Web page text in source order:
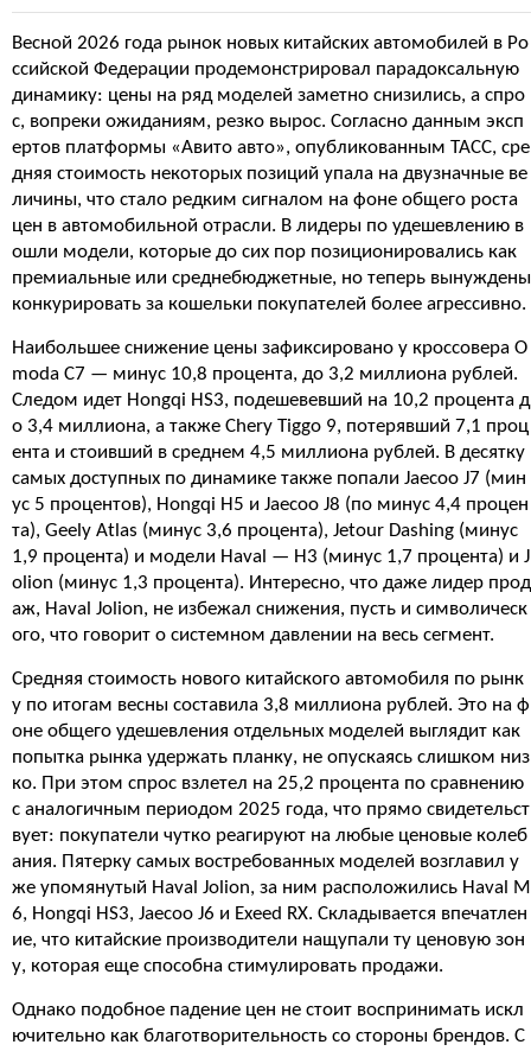
Весной 2026 года рынок новых китайских автомобилей в Ро
ссийской Федерации продемонстрировал парадоксальную
динамику: цены на ряд моделей заметно снизились, а спро
с, вопреки ожиданиям, резко вырос. Согласно данным эксп
ертов платформы «Авито авто», опубликованным ТАСС, сре
дняя стоимость некоторых позиций упала на двузначные ве
личины, что стало редким сигналом на фоне общего роста
цен в автомобильной отрасли. В лидеры по удешевлению в
ошли модели, которые до сих пор позиционировались как
премиальные или среднебюджетные, но теперь вынуждены
конкурировать за кошельки покупателей более агрессивно.
Наибольшее снижение цены зафиксировано у кроссовера O
moda C7 — минус 10,8 процента, до 3,2 миллиона рублей.
Следом идет Hongqi HS3, подешевевший на 10,2 процента д
о 3,4 миллиона, а также Chery Tiggo 9, потерявший 7,1 проц
ента и стоивший в среднем 4,5 миллиона рублей. В десятку
самых доступных по динамике также попали Jaecoo J7 (мин
ус 5 процентов), Hongqi H5 и Jaecoo J8 (по минус 4,4 процен
та), Geely Atlas (минус 3,6 процента), Jetour Dashing (минус
1,9 процента) и модели Haval — H3 (минус 1,7 процента) и J
olion (минус 1,3 процента). Интересно, что даже лидер прод
аж, Haval Jolion, не избежал снижения, пусть и символическ
ого, что говорит о системном давлении на весь сегмент.
Средняя стоимость нового китайского автомобиля по рынк
у по итогам весны составила 3,8 миллиона рублей. Это на ф
оне общего удешевления отдельных моделей выглядит как
попытка рынка удержать планку, не опускаясь слишком низ
ко. При этом спрос взлетел на 25,2 процента по сравнению
с аналогичным периодом 2025 года, что прямо свидетельст
вует: покупатели чутко реагируют на любые ценовые колеб
ания. Пятерку самых востребованных моделей возглавил у
же упомянутый Haval Jolion, за ним расположились Haval M
6, Hongqi HS3, Jaecoo J6 и Exeed RX. Складывается впечатлен
ие, что китайские производители нащупали ту ценовую зон
у, которая еще способна стимулировать продажи.
Однако подобное падение цен не стоит воспринимать искл
ючительно как благотворительность со стороны брендов. С